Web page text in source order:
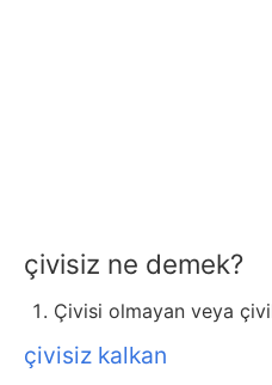
çivisiz ne demek?
Çivisi olmayan veya
çivisiz kalkan